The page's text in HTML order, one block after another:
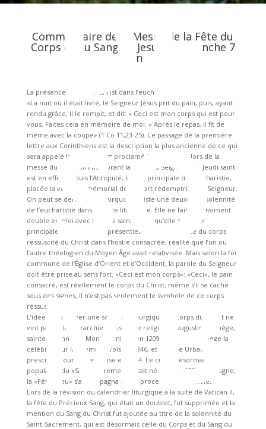
DE
SO
MB
Commentaire de la Messe de la Fête du
Corps et du Sang de Jesus – Dimanche 7
Juin
La présence réelle du Christ dans l’eucharistie
«La nuit où il était livré, le Seigneur Jésus prit du pain, puis, ayant
rendu grâce, il le rompit, et dit: « Ceci est mon corps qui est pour
vous. Faites cela en mémoire de moi. » Après le repas, il fit de
même avec la coupe» (1 Co 11,23-25). Ce passage de la première
lettre aux Corinthiens est la description la plus ancienne de ce qui
sera appelé la messe. Il est proclamé le Jeudi saint, lors de la
messe du soir, commémorant la Cène du Seigneur. Le Jeudi saint
est en effet, depuis l’Antiquité, la fête principale de l’eucharistie,
placée la veille du mémorial de la mort rédemptrice du Seigneur.
On peut se demander pourquoi il existe une deuxième solennité
de l’eucharistie dans le cycle liturgique. Elle ne fait pas vraiment
double emploi avec le Jeudi saint parce qu’elle souligne
principalement la réalité présentielle et permanente du corps
ressuscité du Christ dans l’hostie consacrée, réalité que l’un ou
l’autre théologien du Moyen Âge avait relativisée. Mais selon la foi
commune de l’Église d’Orient et d’Occident, la parole du Seigneur
doit être prise au sens fort. «Ceci est mon corps»: «Ceci», le pain
consacré, est réellement le corps du Christ; même s’il se cache
sous des signes, il n’est pas seulement le symbole de ce corps
ressuscité.
L’idée de réserver une solennité liturgique au Corps du Christ ne
vint pas de la hiérarchie, mais d’une religieuse augustine, à Liège,
sainte Julienne du Mont-Cornillon en 1209. L’évêque de Liège la
célébra pour la première fois en 1246, et le pape Urbain IV la
prescrivit pour toute l’Église en 1264. Le culte, désormais
populaire, du «Saint-Sacrement» était né. Depuis 1274, à Cologne,
la «Fête-Dieu» s’accompagna d’une procession très suivie.
Lors de la révision du calendrier liturgique à la suite de Vatican Il,
la fête du Précieux Sang, qui était un doublet, fut supprimée et la
mention du Sang du Christ fut ajoutée au titre de la solennité du
Saint-Sacrement, qui est désormais celle du Corps et du Sang du